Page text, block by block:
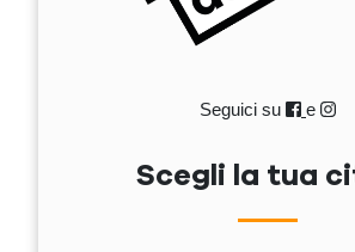
Seguici su e
Scegli la tua